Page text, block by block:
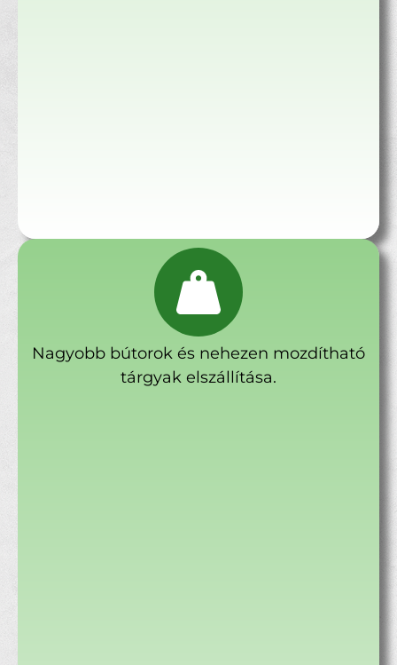
Nagyobb bútorok és nehezen mozdítható
tárgyak elszállítása.